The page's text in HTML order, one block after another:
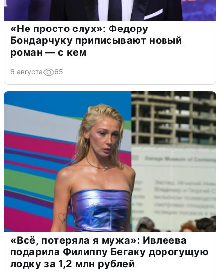
«Не просто слух»: Федору
Бондарчуку приписывают новый
роман — с кем
6 августа 65
«Всё, потеряла я мужа»: Ивлеева
подарила Филиппу Бегаку дорогущую
лодку за 1,2 млн рублей